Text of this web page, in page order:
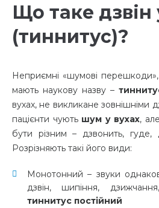
Що таке дзвін
(тиннитус)?
Неприємні «шумові
мають наукову назву –
вухах, не викликане зовнішніми
пацієнти чують шум у вухах,
бути різним – дзвонить, гуде,
Розрізняють такі його види:
Монотонний – звуки
дзвін, шипіння,
тиннитус постійний